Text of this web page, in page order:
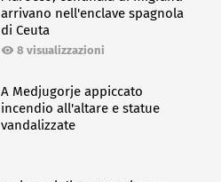
arrivano nell'enclave spagnola
di Ceuta
8 visualizzazioni
A Medjugorje appiccato
incendio all'altare e statue
vandalizzate